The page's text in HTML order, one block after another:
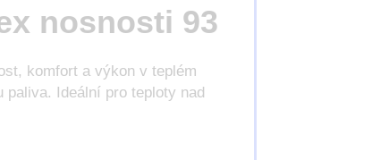
nosnosti 93
komfort a výkon v teplém
Ideální pro teploty nad